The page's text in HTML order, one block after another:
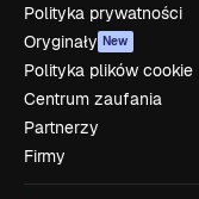
Polityka prywatności
Oryginały New
Polityka plików cookie
Centrum zaufania
Partnerzy
Firmy